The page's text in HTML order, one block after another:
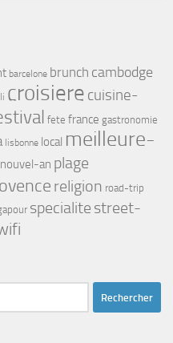
barcelone brunch cambodge
croisiere cuisine-
fete france gastronomie
lisbonne local meilleure-
nouvel-an plage
religion road-trip
specialite street-